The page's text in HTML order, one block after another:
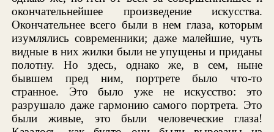
окончательнейшее произведение искусства.
Окончательнее всего были в нем глаза, которым
изумлялись современники; даже малейшие, чуть
видные в них жилки были не упущены и приданы
полотну. Но здесь, однако же, в сем, ныне
бывшем пред ним, портрете было что-то
странное. Это было уже не искусство: это
разрушало даже гармонию самого портрета. Это
были живые, это были человеческие глаза!